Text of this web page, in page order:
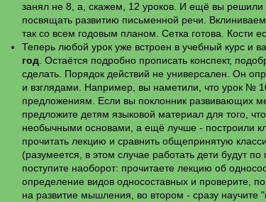
занял не 8, а, скажем, 12 уроков. И ещё вы решили
посвящать развитию письменной речи.
так со всем годовым планом. Сетка готова. Кости
Теперь любой урок уже встроен в учебный курс и
год. Остаётся подробно прописать конспект,
сделать. Порядок действий не универсален. Он
и взглядами. Например, вы наметили, что урок №
предложениям. Если вы поклонник развивающих
предложите детям языковой материал для того,
необычными основами, а ещё лучше - построили
прочитать лекцию и сравнить общепринятую
(разумеется, в этом случае работать дети будут
поступите наоборот: прочитаете лекцию об
определение видов односоставных и проверите,
на развитие мышления, во втором - сразу научите